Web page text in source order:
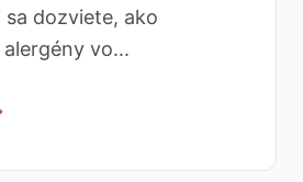
dozviete, ako
vo...